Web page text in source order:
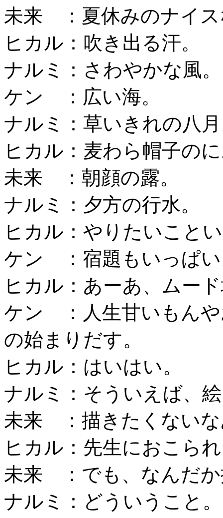
未来 ：夏休みのナイス
ヒカル：吹き出る汗。
ナルミ：さわやかな
ケン ：広い海。
ナルミ：草いきれの八
ヒカル：麦わら帽子の
未来 ：朝顔の露。
ナルミ：夕方の行水。
ヒカル：やりたいこと
ケン ：宿題もいっぱ
ヒカル：あーあ、ムー
ケン ：人生甘いもんや
の始まりだす。
ヒカル：はいはい。
ナルミ：そういえば、
未来 ：描きたくない
ヒカル：先生におこら
未来 ：でも、なんだ
ナルミ：どういうこと。